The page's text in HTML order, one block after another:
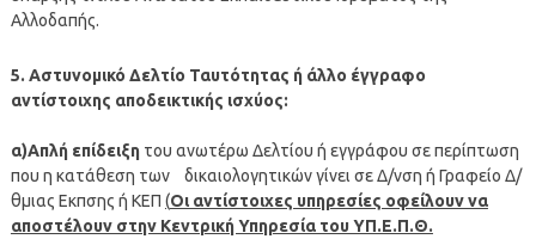
Αλλοδαπής.
5. Αστυνομικό Δελτίο Ταυτότητας ή άλλο έγγραφο
αντίστοιχης αποδεικτικής ισχύος:
α)Απλή επίδειξητου ανωτέρω Δελτίου ή εγγράφου σε περίπτωση
που η κατάθεση των δικαιολογητικών γίνει σε Δ/νση ή Γραφείο Δ/
θμιας Εκπσης ή ΚΕΠ (Οι αντίστοιχες υπηρεσίες οφείλουν να
αποστέλουν στην Κεντρική Υπηρεσία του ΥΠ.Ε.Π.Θ.